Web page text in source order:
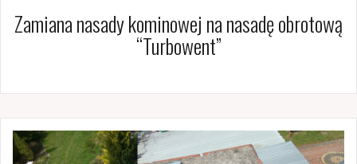
Zamiana nasady kominowej na nasadę obrotową
“Turbowent”